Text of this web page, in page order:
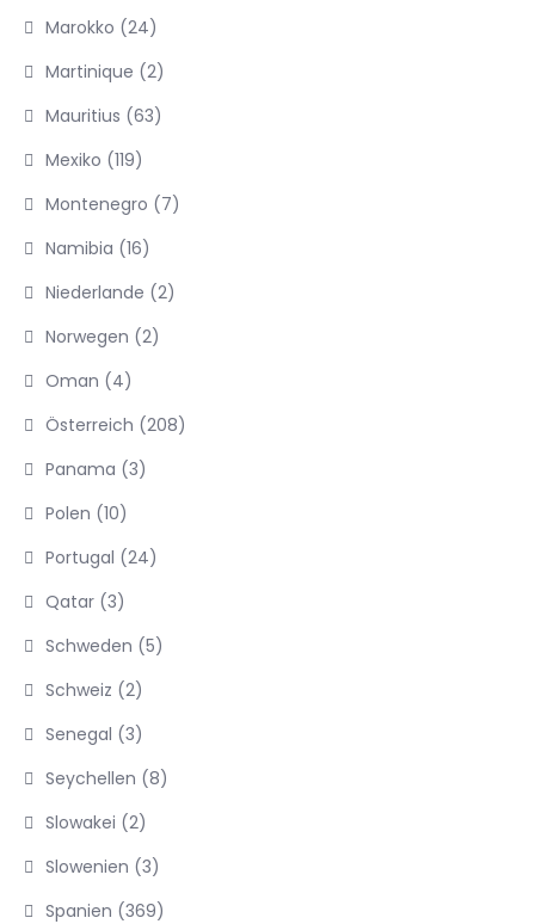
Marokko (24)
Martinique (2)
Mauritius (63)
Mexiko (119)
Montenegro (7)
Namibia (16)
Niederlande (2)
Norwegen (2)
Oman (4)
Österreich (208)
Panama (3)
Polen (10)
Portugal (24)
Qatar (3)
Schweden (5)
Schweiz (2)
Senegal (3)
Seychellen (8)
Slowakei (2)
Slowenien (3)
Spanien (369)